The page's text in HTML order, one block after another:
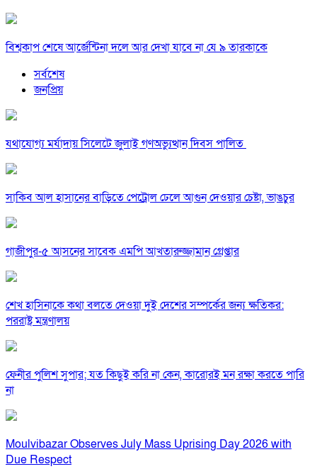
বিশ্বকাপ শেষে আর্জেন্টিনা দলে আর দেখা যাবে না যে ৯ তারকাকে
সর্বশেষ
জনপ্রিয়
যথাযোগ্য মর্যাদায় সিলেটে জুলাই গণঅভ্যুত্থান দিবস পালিত
সাকিব আল হাসানের বাড়িতে পেট্রোল ঢেলে আগুন দেওয়ার চেষ্টা, ভাঙচুর
গাজীপুর-৫ আসনের সাবেক এমপি আখতারুজ্জামান গ্রেপ্তার
শেখ হাসিনাকে কথা বলতে দেওয়া দুই দেশের সম্পর্কের জন্য ক্ষতিকর:
পররাষ্ট্র মন্ত্রণালয়
ফেনীর পুলিশ সুপার; যত কিছুই করি না কেন, কারোরই মন রক্ষা করতে পারি
না
Moulvibazar Observes July Mass Uprising Day 2026 with
Due Respect